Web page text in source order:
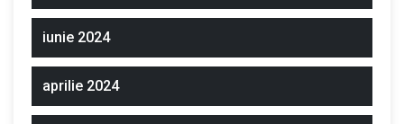
iunie 2024
aprilie 2024